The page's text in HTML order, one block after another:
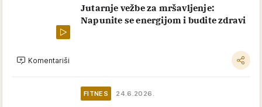
Jutarnje vežbe za mršavljenje:
Napunite se energijom i budite zdravi
Komentariši
FITNES 24.6.2026.